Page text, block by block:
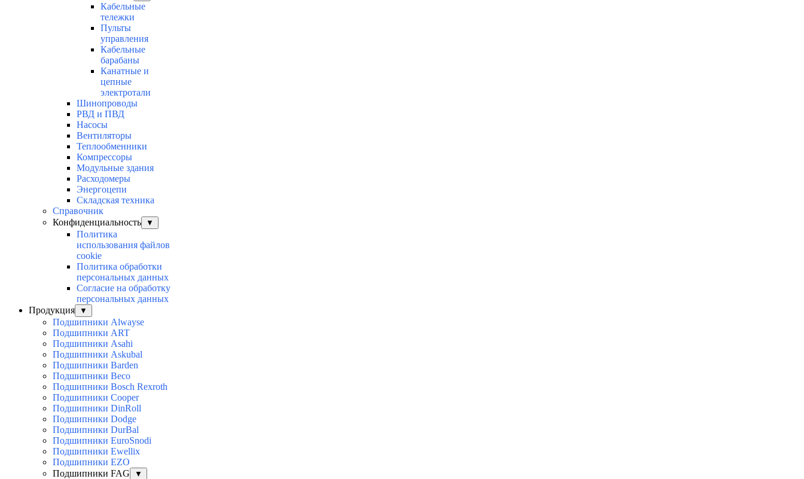
Кабельные
тележки
Пульты
управления
Кабельные
барабаны
Канатные и
цепные
электротали
Шинопроводы
РВД и ПВД
Насосы
Вентиляторы
Теплообменники
Компрессоры
Модульные здания
Расходомеры
Энергоцепи
Складская техника
Справочник
Конфиденциальность
▼
Политика
использования файлов
cookie
Политика обработки
персональных данных
Согласие на обработку
персональных данных
Продукция
▼
Подшипники Alwayse
Подшипники ART
Подшипники Asahi
Подшипники Askubal
Подшипники Barden
Подшипники Beco
Подшипники Bosch Rexroth
Подшипники Cooper
Подшипники DinRoll
Подшипники Dodge
Подшипники DurBal
Подшипники EuroSnodi
Подшипники Ewellix
Подшипники EZO
Подшипники FAG
▼